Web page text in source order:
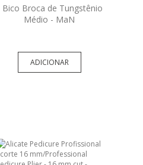
Bico Broca de Tungstênio
Médio - MaN
ADICIONAR